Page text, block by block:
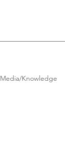
Media/Knowledge